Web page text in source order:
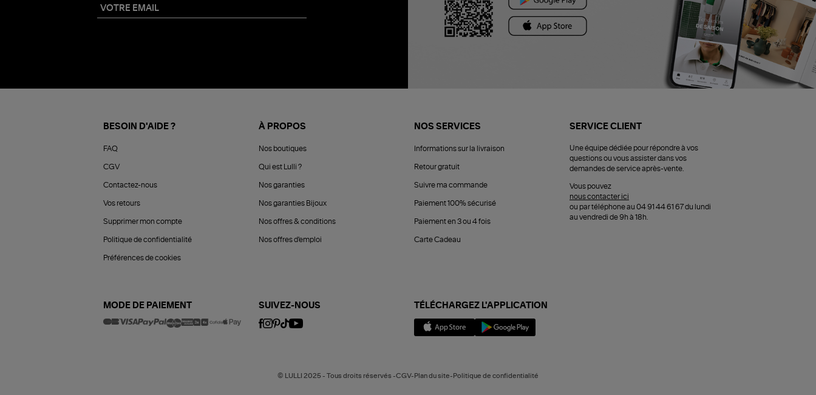
BESOIN D'AIDE ?
FAQ
CGV
Contactez-nous
Vos retours
Supprimer mon compte
Politique de confidentialité
Préférences de cookies
À PROPOS
Nos boutiques
Qui est Lulli ?
Nos garanties
Nos garanties Bijoux
Nos offres & conditions
Nos offres d'emploi
NOS SERVICES
Informations sur la livraison
Retour gratuit
Suivre ma commande
Paiement 100% sécurisé
Paiement en 3 ou 4 fois
Carte Cadeau
SERVICE CLIENT
Une équipe dédiée pour répondre à vos
questions ou vous assister dans vos
demandes de service après-vente.
Vous pouvez
nous contacter ici
ou par téléphone au 04 91 44 61 67 du lundi
au vendredi de 9h à 18h.
MODE DE PAIEMENT SUIVEZ-NOUS TÉLÉCHARGEZ L'APPLICATION
© LULLI 2025 - Tous droits réservés -CGV-Plan du site-Politique de confidentialité